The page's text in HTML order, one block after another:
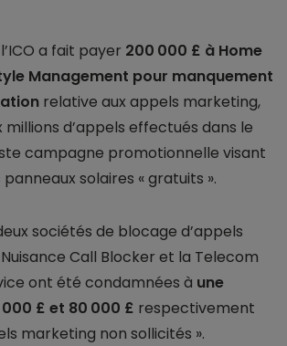
a fait payer 200 000 £ à Home
Management pour manquement
relative aux appels marketing,
millions d’appels effectués dans le
campagne promotionnelle visant
solaires « gratuits ».
sociétés de blocage d’appels
Call Blocker et la Telecom
ont été condamnées à une
£ et 80 000 £ respectivement
marketing non sollicités ».